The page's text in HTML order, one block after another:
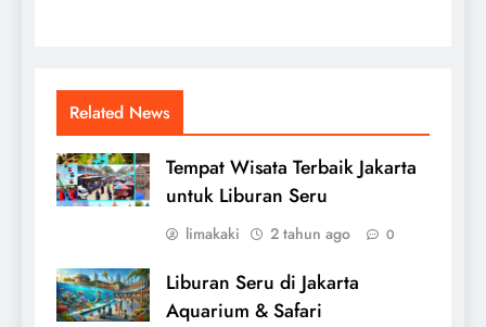
Related News
Tempat Wisata Terbaik Jakarta
untuk Liburan Seru
limakaki 2 tahun ago 0
Liburan Seru di Jakarta
Aquarium & Safari